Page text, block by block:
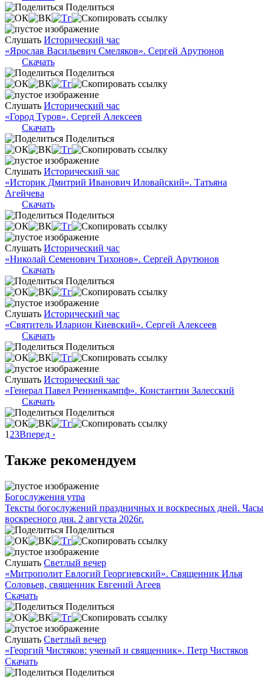
Поделиться
Слушать Исторический час
«Ярослав Васильевич Смеляков». Сергей Арутюнов
Скачать
Поделиться
Слушать Исторический час
«Город Туров». Сергей Алексеев
Скачать
Поделиться
Слушать Исторический час
«Историк Дмитрий Иванович Иловайский». Татьяна
Агейчева
Скачать
Поделиться
Слушать Исторический час
«Николай Семенович Тихонов». Сергей Арутюнов
Скачать
Поделиться
Слушать Исторический час
«Святитель Иларион Киевский». Сергей Алексеев
Скачать
Поделиться
Слушать Исторический час
«Генерал Павел Ренненкампф». Константин Залесский
Скачать
Поделиться
1 23Вперед ›
Также рекомендуем
Богослужения утра
Тексты богослужений праздничных и воскресных дней. Часы
воскресного дня. 2 августа 2026г.
Поделиться
Слушать Светлый вечер
«Митрополит Евлогий Георгиевский». Священник Илья
Соловьев, священник Евгений Агеев
Скачать
Поделиться
Слушать Светлый вечер
«Георгий Чистяков: ученый и священник». Петр Чистяков
Скачать
Поделиться